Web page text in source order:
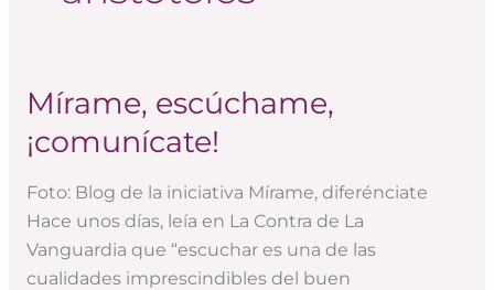
Mírame, escúchame,
¡comunícate!
Foto: Blog de la iniciativa Mírame, diferénciate
Hace unos días, leía en La Contra de La
Vanguardia que “escuchar es una de las
cualidades imprescindibles del buen
Mírame,
¡comunícate!